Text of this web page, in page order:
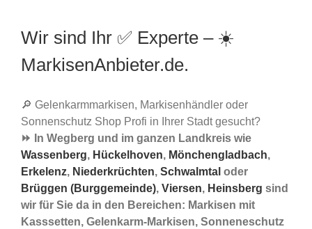
Wir sind Ihr ✅ Experte – ☀️
MarkisenAnbieter.de.
🔎 Gelenkarmmarkisen, Markisenhändler oder
Sonnenschutz Shop Profi in Ihrer Stadt gesucht?
⏩ In Wegberg und im ganzen Landkreis wie
Wassenberg, Hückelhoven, Mönchengladbach,
Erkelenz, Niederkrüchten, Schwalmtal oder
Brüggen (Burggemeinde), Viersen, Heinsberg sind
wir für Sie da in den Bereichen: Markisen mit
Kasssetten, Gelenkarm-Markisen, Sonneneschutz